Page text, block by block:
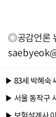
◎공감언론